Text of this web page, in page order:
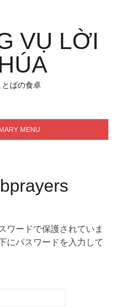
VỤ LỜI
とばの食卓
MENU
ワードで保護されていま
にパスワードを入力して